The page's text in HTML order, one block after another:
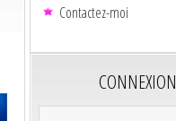
Contactez-moi
CONNEXION